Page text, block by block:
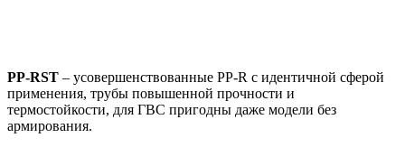
PP-RST – усовершенствованные PP-R с идентичной сферой
применения, трубы повышенной прочности и
термостойкости, для ГВС пригодны даже модели без
армирования.